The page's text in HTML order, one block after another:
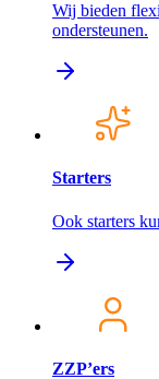
Wij bieden
ondersteunen.
Starters
Ook starters
ZZP’ers